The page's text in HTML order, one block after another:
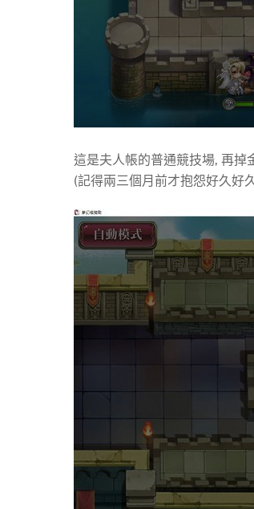
這是夫人帳的普通競技場, 再掉
(記得兩三個月前才抱怨好久好